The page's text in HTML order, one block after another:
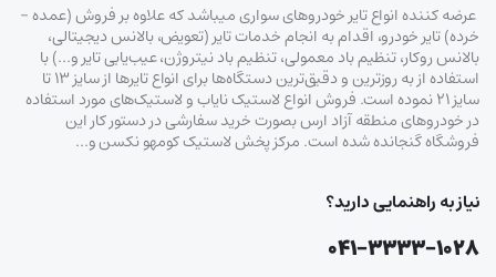
عرضه کننده انواع تایر خودروهای سواری میباشد که علاوه بر فروش (عمده –
خرده‌) تایر خودرو، اقدام به انجام خدمات تایر (تعویض، بالانس دیجیتالی،
بالانس روکار، تنظیم باد معمولی، تنظیم باد نیتروژن، عیب‌یابی تایر و…) با
استفاده از به روزترین و دقیق‌ترین دستگاه‌ها برای انواع تایرها از سایز ۱۳ تا
سایز ۲۱ نموده است. فروش انواع لاستیک‌ نایاب و لاستیک‌های مورد استفاده
در خودروهای منطقه آزاد ارس بصورت خرید سفارشی در دستور کار این
فروشگاه گنجانده شده است. مرکز پخش لاستیک کومهو نکسن و…
نیاز به راهنمایی دارید؟
۰۴۱-۳۳۳۳-۱۰۲۸